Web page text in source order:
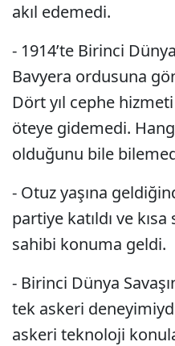
akıl edemedi.
- 1914’te Birinci
Bavyera ordusuna
Dört yıl cephe
öteye gidemedi.
olduğunu bile
- Otuz yaşına
partiye katıldı ve
sahibi konuma geldi.
- Birinci Dünya
tek askeri
askeri teknoloji